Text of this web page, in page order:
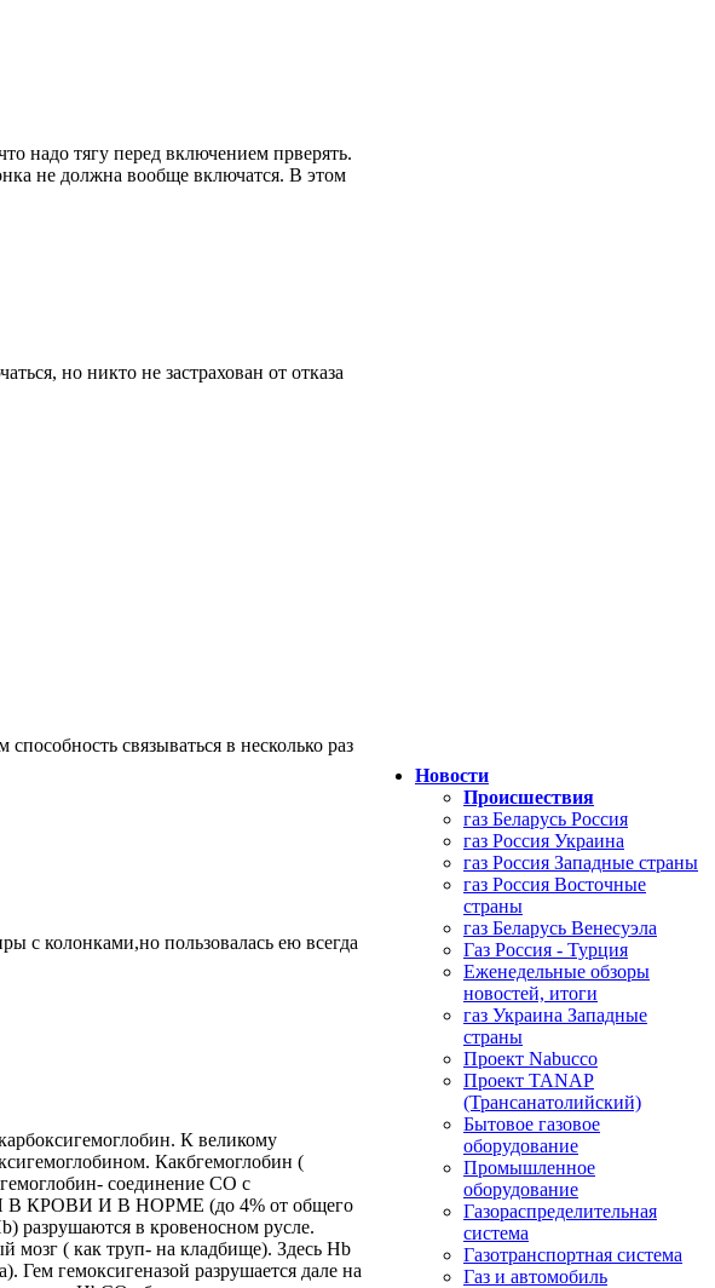
надо тягу перед включением прверять.
не должна вообще включатся. В этом
но никто не застрахован от отказа
связываться в несколько раз
с колонками,но пользовалась ею всегда
К великому
Какбгемоглобин (
соединение СО с
В КРОВИ И В НОРМЕ (до 4% от общего
разрушаются в кровеносном русле.
мозг ( как труп- на кладбище). Здесь Hb
гемоксигеназой разрушается дале на
Новости
Происшествия
газ Беларусь Россия
газ Россия Украина
газ Россия Западные страны
газ Россия Восточные
страны
газ Беларусь Венесуэла
Газ Россия - Турция
Еженедельные обзоры
новостей, итоги
газ Украина Западные
страны
Проект Nabucco
Проект TANAP
(Трансанатолийский)
Бытовое газовое
оборудование
Промышленное
оборудование
Газораспределительная
система
Газотранспортная система
Газ и автомобиль